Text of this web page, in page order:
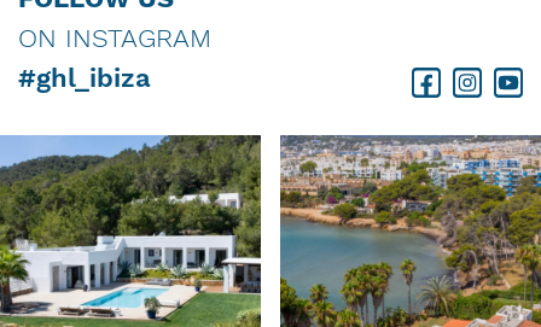
ON INSTAGRAM
#ghl_ibiza